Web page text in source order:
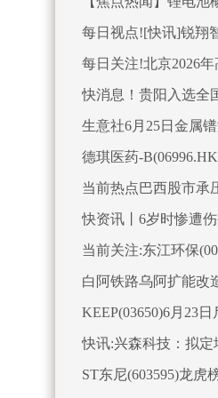
每日视点![快讯]锐翔
每日关注!北京2026
快消息！贵阳入选全
生意社6月25日金属
德琪医药-
当前热点巴西股市承
快资讯丨6岁时惨遭
当前关注:东江环保
白阿铁路乌阿扩能改
KEEP(03650)6月23
快讯:兴森科技：拟
ST东尼(603595)龙虎